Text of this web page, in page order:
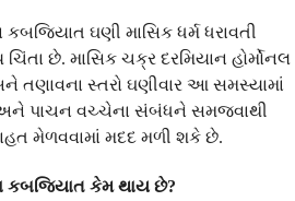
ઘણી માસિક ધર્મ ધરાવતી
છે. માસિક ચક્ર દરમિયાન હોર્મોનલ
તણાવના સ્તરો ઘણીવાર આ સમસ્યામાં
પાચન વચ્ચેના સંબંધને સમજવાથી
મેળવવામાં મદદ મળી શકે છે.
કબજિયાત કેમ થાય છે?